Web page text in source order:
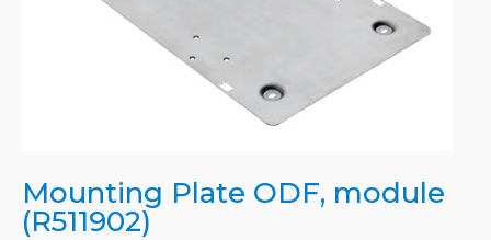
Mounting Plate ODF, module
(R511902)